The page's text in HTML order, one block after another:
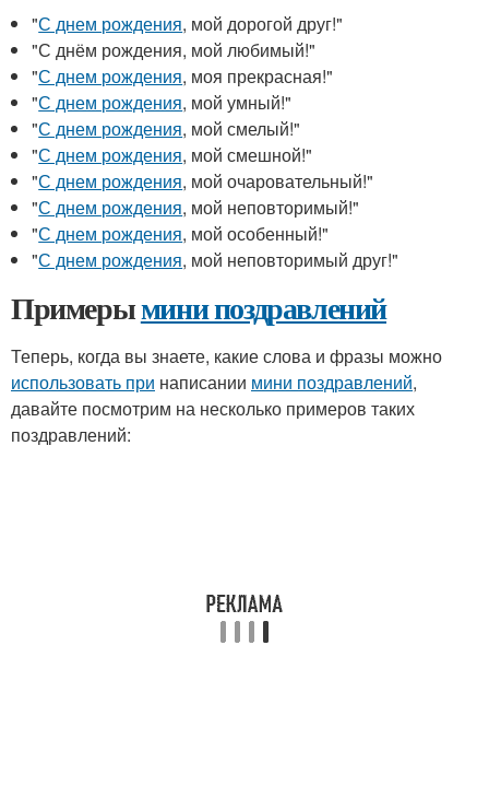
"С днем рождения, мой дорогой друг!"
"С днём рождения, мой любимый!"
"С днем рождения, моя прекрасная!"
"С днем рождения, мой умный!"
"С днем рождения, мой смелый!"
"С днем рождения, мой смешной!"
"С днем рождения, мой очаровательный!"
"С днем рождения, мой неповторимый!"
"С днем рождения, мой особенный!"
"С днем рождения, мой неповторимый друг!"
Примерымини поздравлений
Теперь, когда вы знаете, какие слова и фразы можно
использовать при написании мини поздравлений,
давайте посмотрим на несколько примеров таких
поздравлений: